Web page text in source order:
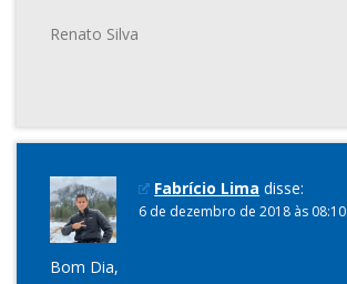
Renato Silva
Fabrício Lima disse:
6 de dezembro de 2018 às 08:10
Bom Dia,